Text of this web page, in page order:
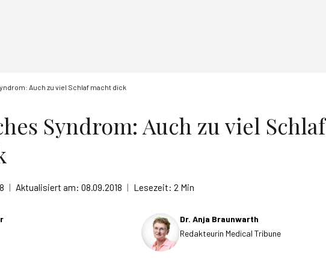
Auch zu viel Schlaf macht dick
Syndrom: Auch zu viel Schlaf
| Aktualisiert am: 08.09.2018 | Lesezeit: 2 Min
Dr. Anja Braunwarth
Redakteurin Medical Tribune